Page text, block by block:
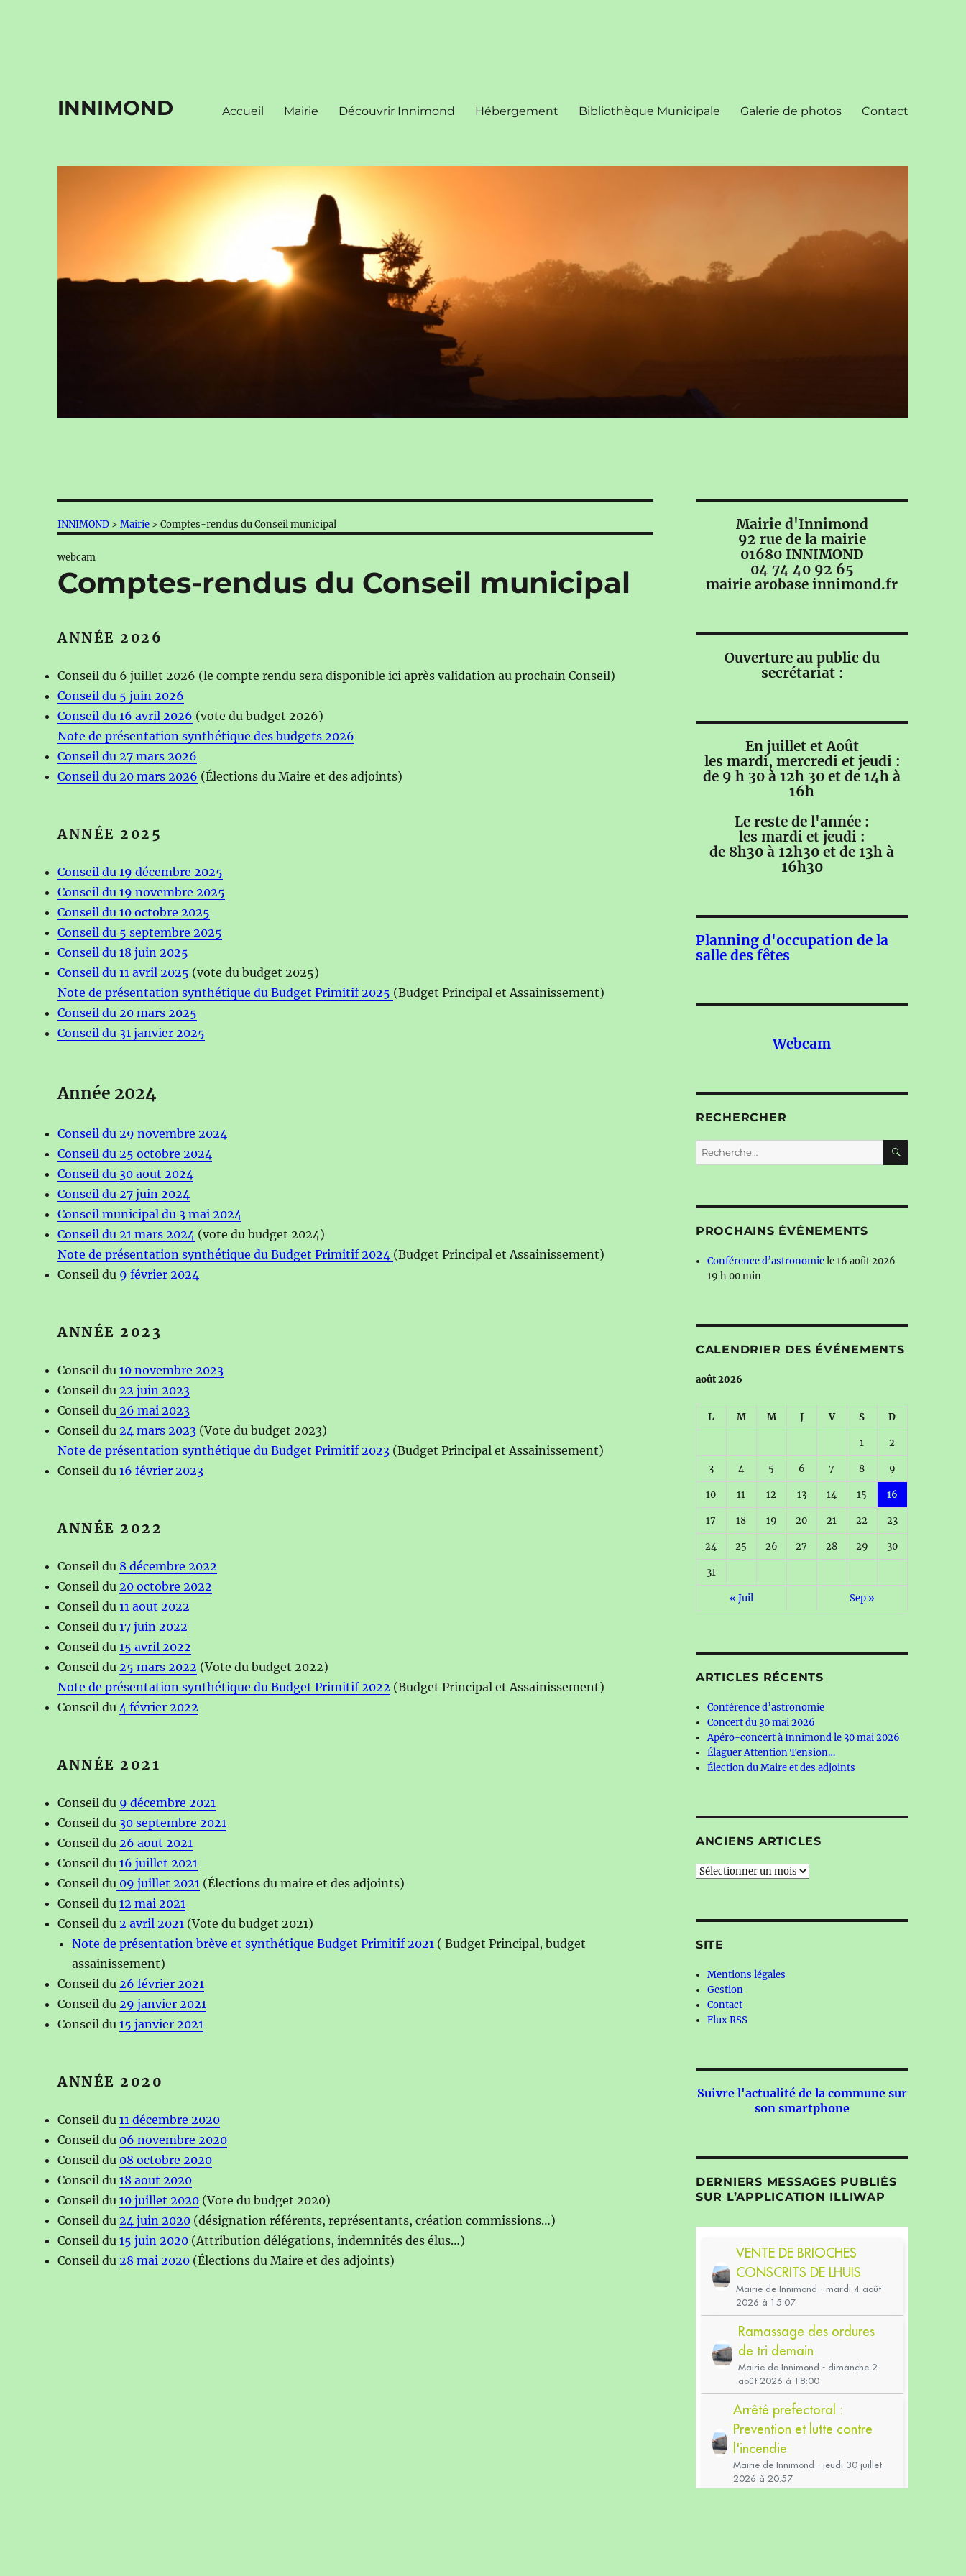
INNIMOND Accueil Mairie Découvrir Innimond Hébergement Bibliothèque Municipale Galerie de photos Contact
INNIMOND >Mairie >Comptes-rendus du Conseil municipal
webcam
Comptes-rendus du Conseil municipal
ANNÉE 202 6
Conseil du 6 juillet 2026 (le compte rendu sera disponible ici après validation au prochain Conseil)
Conseil du 5 juin 2026
Conseil du 16 avril 2026 (vote du budget 2026)
Note de présentation synthétique des budgets 2026
Conseil du 27 mars 2026
Conseil du 20 mars 2026 (Élections du Maire et des adjoints)
ANNÉE 202 5
Conseil du 19 décembre 2025
Conseil du 19 novembre 2025
Conseil du 10 octobre 2025
Conseil du 5 septembre 2025
Conseil du 18 juin 2025
Conseil du 11 avril 2025 (vote du budget 2025)
Note de présentation synthétique du Budget Primitif 2025 (Budget Principal et Assainissement)
Conseil du 20 mars 2025
Conseil du 31 janvier 2025
Année 2024
Conseil du 29 novembre 2024
Conseil du 25 octobre 2024
Conseil du 30 aout 2024
Conseil du 27 juin 2024
Conseil municipal du 3 mai 2024
Conseil du 21 mars 2024 (vote du budget 2024)
Note de présentation synthétique du Budget Primitif 2024 (Budget Principal et Assainissement)
Conseil du 9 février 2024
ANNÉE 2023
Conseil du10 novembre 2023
Conseil du22 juin 2023
Conseil du 26 mai 2023
Conseil du24 mars 2023 (Vote du budget 2023)
Note de présentation synthétique du Budget Primitif 2023 (Budget Principal et Assainissement)
Conseil du16 février 2023
ANNÉE 2022
Conseil du 8 décembre 2022
Conseil du20 octobre 2022
Conseil du11 aout 2022
Conseil du17 juin 2022
Conseil du15 avril 2022
Conseil du25 mars 2022 (Vote du budget 2022)
Note de présentation synthétique du Budget Primitif 2022 (Budget Principal et Assainissement)
Conseil du4 février 2022
ANNÉE 2021
Conseil du 9 décembre 2021
Conseil du 30 septembre 2021
Conseil du26 aout 2021
Conseil du16 juillet 2021
Conseil du 09 juillet 2021 (Élections du maire et des adjoints)
Conseil du12 mai 2021
Conseil du2 avril 2021 (Vote du budget 2021)
Note de présentation brève et synthétique Budget Primitif 2021 ( Budget Principal, budget
assainissement)
Conseil du26 février 2021
Conseil du29 janvier 2021
Conseil du15 janvier 2021
ANNÉE 2020
Conseil du11 décembre 2020
Conseil du 06 novembre 2020
Conseil du 08 octobre 2020
Conseil du18 aout 2020
Conseil du10 juillet 2020 (Vote du budget 2020)
Conseil du24 juin 2020 (désignation référents, représentants, création commissions…)
Conseil du15 juin 2020 (Attribution délégations, indemnités des élus…)
Conseil du28 mai 2020 (Élections du Maire et des adjoints)
Mairie d'Innimond
92 rue de la mairie
01680 INNIMOND
04 74 40 92 65
mairie arobase innimond.fr
Ouverture au public du
secrétariat :
En juillet et Août
les mardi, mercredi et jeudi :
de 9 h 30 à 12h 30 et de 14h à
16h
Le reste de l'année :
les mardi et jeudi :
de 8h30 à 12h30 et de 13h à
16h30
Planning d'occupation de la
salle des fêtes
Webcam
RECHERCHER
Recherche
pour :
PROCHAINS ÉVÉNEMENTS
Conférence d’astronomiele 16 août 2026
19 h 00 min
CALENDRIER DES ÉVÉNEMENTS
août 2026
L M M J V S D
1 2
3 4 5 6 7 8 9
10 11 12 13 14 15 16
17 18 19 20 21 22 23
24 25 26 27 28 29 30
31
« Juil Sep »
ARTICLES RÉCENTS
Conférence d’astronomie
Concert du 30 mai 2026
Apéro-concert à Innimond le 30 mai 2026
Élaguer Attention Tension…
Élection du Maire et des adjoints
ANCIENS ARTICLES
Anciens
SITE
Mentions légales
Gestion
Contact
Flux RSS
Suivre l'actualité de la commune sur
son smartphone
DERNIERS MESSAGES PUBLIÉS
SUR L’APPLICATION ILLIWAP